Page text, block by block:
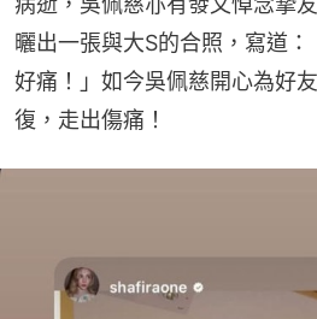
曬出一張與大S的合照，寫道
好痛！」如今吳佩慈開心為好
復，走出傷痛！